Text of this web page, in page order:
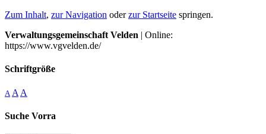
Zum Inhalt, zur Navigation oderzur Startseite springen.
Verwaltungsgemeinschaft Velden | Online:
https://www.vgvelden.de/
Schriftgröße
A A A
Suche Vorra